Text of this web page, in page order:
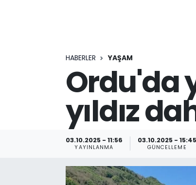
HABERLER YAŞAM
Ordu'da
yıldız
03.10.2025 - 11:56
YAYINLANMA
03.10.2025 - 15:45
GÜNCELLEME